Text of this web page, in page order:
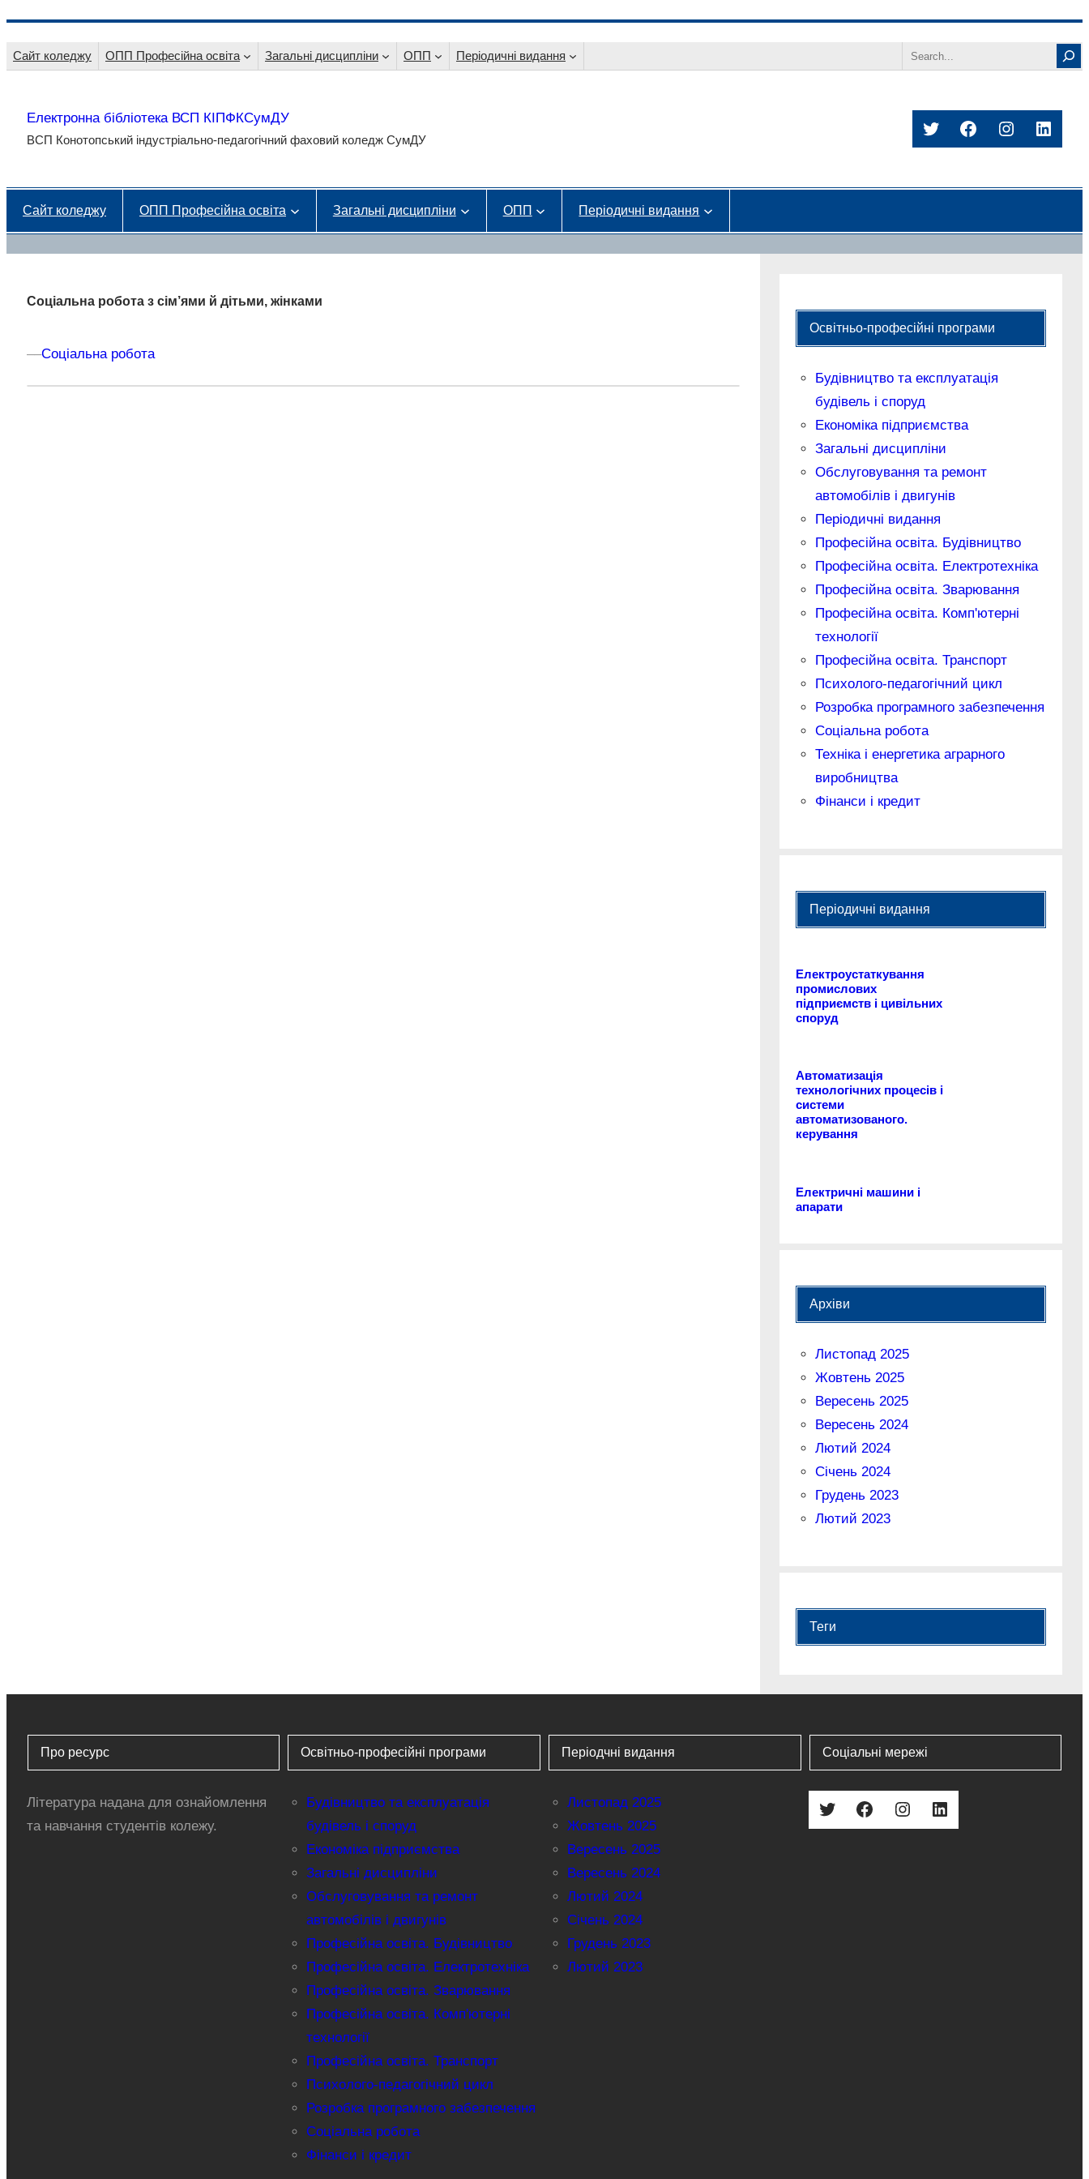
до
Сайт коледжу ОПП Професійна освіта Загальні дисципліни ОПП Періодичні видання Search
Електронна бібліотека ВСП КІПФКСумДУ
ВСП Конотопський індустріально-педагогічний фаховий коледж СумДУ
TwitterFacebook
Instagram
Сайт коледжу ОПП Професійна освіта Загальні дисципліни ОПП Періодичні видання
Соціальна робота з сім’ями й дітьми, жінками
––Соціальна робота
Освітньо-професійні програми
Будівництво та експлуатація
будівель і споруд
Економіка підприємства
Загальні дисципліни
Обслуговування та ремонт
автомобілів і двигунів
Періодичні видання
Професійна освіта. Будівництво
Професійна освіта. Електротехніка
Професійна освіта. Зварювання
Професійна освіта. Комп'ютерні
технології
Професійна освіта. Транспорт
Психолого-педагогічний цикл
Розробка програмного забезпечення
Соціальна робота
Техніка і енергетика аграрного
виробництва
Фінанси і кредит
Періодичні видання
Електроустаткування
промислових
підприємств і цивільних
споруд
Автоматизація
технологічних процесів і
системи
автоматизованого.
керування
Електричні машини і
апарати
Архіви
Листопад 2025
Жовтень 2025
Вересень 2025
Вересень 2024
Лютий 2024
Січень 2024
Грудень 2023
Лютий 2023
Теги
Про ресурс
Література надана для ознайомлення
та навчання студентів колежу.
Освітньо-професійні програми
Будівництво та експлуатація
будівель і споруд
Економіка підприємства
Загальні дисципліни
Обслуговування та ремонт
автомобілів і двигунів
Професійна освіта. Будівництво
Професійна освіта. Електротехніка
Професійна освіта. Зварювання
Професійна освіта. Комп'ютерні
технології
Професійна освіта. Транспорт
Психолого-педагогічний цикл
Розробка програмного забезпечення
Соціальна робота
Фінанси і кредит
Періодчні видання
Листопад 2025
Жовтень 2025
Вересень 2025
Вересень 2024
Лютий 2024
Січень 2024
Грудень 2023
Лютий 2023
Соціальні мережі
Twitter Facebook Instagram LinkedIn